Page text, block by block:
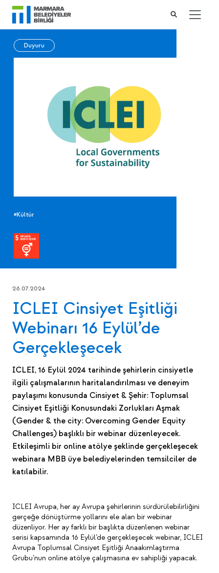
Duyuru
#Kültür
26.07.2024
ICLEI Cinsiyet Eşitliği
Webinarı 16 Eylül’de
Gerçekleşecek
ICLEI, 16 Eylül 2024 tarihinde şehirlerin cinsiyetle
ilgili çalışmalarının haritalandırılması ve deneyim
paylaşımı konusunda Cinsiyet & Şehir: Toplumsal
Cinsiyet Eşitliği Konusundaki Zorlukları Aşmak
(Gender & the city: Overcoming Gender Equity
Challenges) başlıklı bir webinar düzenleyecek.
Etkileşimli bir online atölye şeklinde gerçekleşecek
webinara MBB üye belediyelerinden temsilciler de
katılabilir.
ICLEI Avrupa, her ay Avrupa şehirlerinin sürdürülebilirliğini
gerçeğe dönüştürme yollarını ele alan bir webinar
düzenliyor. Her ay farklı bir başlıkta düzenlenen webinar
serisi kapsamında 16 Eylül’de gerçekleşecek webinar, ICLEI
Avrupa Toplumsal Cinsiyet Eşitliği Anaakımlaştırma
Grubu’nun online atölye çalışmasına ev sahipliği yapacak.